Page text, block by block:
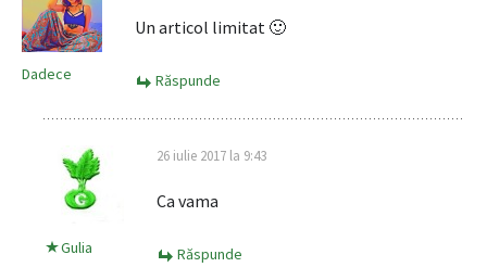
Dadece
Un articol limitat 🙂
Răspunde
Gulia
26 iulie 2017 la 9:43
Ca vama
Răspunde